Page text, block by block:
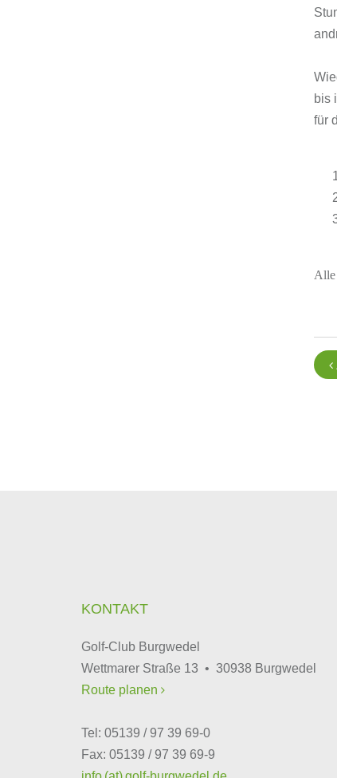
bis
für
Alle

KONTAKT
Golf-Club Burgwedel
Wettmarer Straße 13 • 30938 Burgwedel
Route planen 
Tel: 05139 / 97 39 69-0
Fax: 05139 / 97 39 69-9